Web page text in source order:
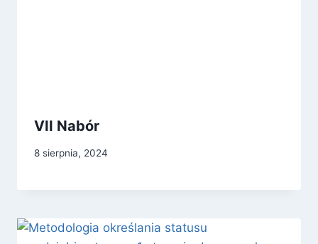
VII Nabór
8 sierpnia, 2024